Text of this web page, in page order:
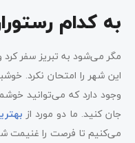
به کدام
مگر می‌شود به تبریز سفر
این شهر را امتحان نکرد.
وجود دارد که می‌توانید
جان کنید. ما دو مورد از
می‌کنیم تا فرصت را غنیمت